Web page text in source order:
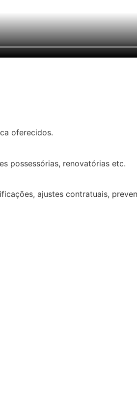
oferecidos.
possessórias, renovatórias etc.
ajustes contratuais,